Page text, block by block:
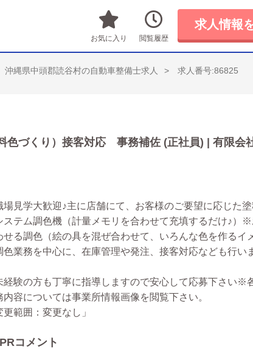
お気に入り 閲覧履歴
求人情報
沖縄県中頭郡読谷村の自動車整備士求人 求人番号:86825
色づくり）接客対応 事務補佐 (正社員) | 有限
見学大歓迎♪主に店舗にて、お客様のご要望に応じた塗
テム調色機（計量メモリを合わせて充填するだけ♪）
せる調色（絵の具を混ぜ合わせて、いろんな色を作るイ
色業務を中心に、在庫管理や発注、接客対応なども行い
経験の方も丁寧に指導しますので安心して応募下さい
内容については事業所情報画像を閲覧下さい。
更範囲：変更なし」
PRコメント